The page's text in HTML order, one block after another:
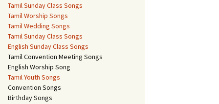
Tamil Sunday Class Songs
Tamil Worship Songs
Tamil Wedding Songs
Tamil Sunday Class Songs
English Sunday Class Songs
Tamil Convention Meeting Songs
English Worship Song
Tamil Youth Songs
Convention Songs
Birthday Songs